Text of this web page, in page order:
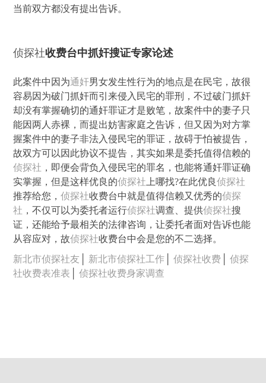
当前双方都没有提出告诉。
侦探社收费台中抓奸搜证专家论述
此案件中因为通奸男女发生性行为的地点是在民宅，故很
容易因为破门抓奸而引来侵入民宅的罪刑，不过破门抓奸
却没有掌握确切的通奸罪证才是败笔，故案件中的妻子只
能因两人赤裸，而提出妨害家庭之告诉，但又因为对方掌
握案件中的妻子非法入侵民宅的罪证，故碍于怕被提告，
故双方可以因此协议不提告，其实如果是委托值得信赖的
侦探社 ，即便会背负入侵民宅的罪名，也能将通奸罪证确
实掌握，但是这样优良的侦探社 上哪找?在此优良侦探社
推荐给您，侦探社收费台中就是值得信赖又优秀的侦探
社 ，不仅可以为委托者运行侦探社调查、提供侦探社搜
证，还能给予最相关的法律咨询，让委托者面对告诉也能
从容应对，故侦探社收费台中会是您的不二选择。
新北市侦探社友
新北市侦探社工作 │侦探社收费 │侦探
社收费表准表 │侦探社收费身家调查